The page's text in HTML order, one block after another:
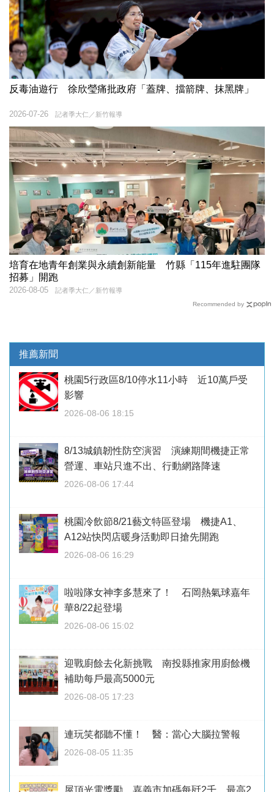
反毒油遊行 徐欣瑩痛批政府「蓋牌、擋箭牌、抹黑牌」
記者季大仁／新竹報導
2026-07-26
培育在地青年創業與永續創新能量 竹縣「115年進駐團隊
招募」開跑
記者季大仁／新竹報導
2026-08-05
Recommended by
推薦新聞
桃園5行政區8/10停水11小時 近10萬戶受
影響
2026-08-06 18:15
8/13城鎮韌性防空演習 演練期間機捷正常
營運、車站只進不出、行動網路降速
2026-08-06 17:44
桃園冷飲節8/21藝文特區登場 機捷A1、
A12站快閃店暖身活動即日搶先開跑
2026-08-06 16:29
啦啦隊女神李多慧來了！ 石岡熱氣球嘉年
華8/22起登場
2026-08-06 15:02
迎戰廚餘去化新挑戰 南投縣推家用廚餘機
補助每戶最高5000元
2026-08-05 17:23
連玩笑都聽不懂！ 醫：當心大腦拉警報
2026-08-05 11:35